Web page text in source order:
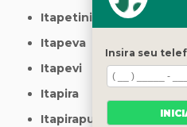
Itapetininga
Itapeva
Itapevi
Itapira
Itapirapuã Paulista
Insira seu